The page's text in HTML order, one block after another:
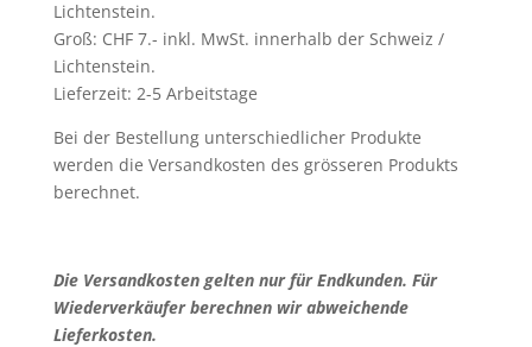
Lichtenstein.
Groß: CHF 7.- inkl. MwSt. innerhalb der Schweiz /
Lichtenstein.
Lieferzeit: 2-5 Arbeitstage
Bei der Bestellung unterschiedlicher Produkte
werden die Versandkosten des grösseren Produkts
berechnet.
Die Versandkosten gelten nur für Endkunden. Für
Wiederverkäufer berechnen wir abweichende
Lieferkosten.